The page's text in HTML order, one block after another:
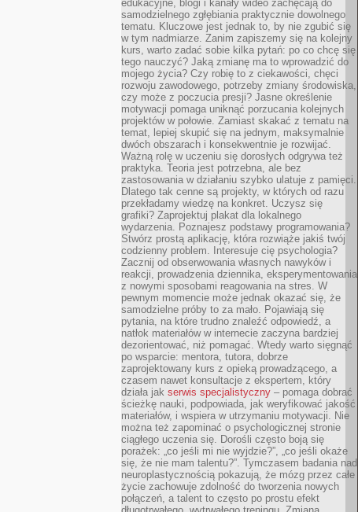
edukacyjne, blogi i kanały wideo zachęcają do
samodzielnego zgłębiania praktycznie dowolnego
tematu. Kluczowe jest jednak to, by nie zgubić się
w tym nadmiarze. Zanim zapiszemy się na kolejny
kurs, warto zadać sobie kilka pytań: po co chcę się
tego nauczyć? Jaką zmianę ma to wprowadzić do
mojego życia? Czy robię to z ciekawości, chęci
rozwoju zawodowego, potrzeby zmiany środowiska,
czy może z poczucia presji? Jasne określenie
motywacji pomaga uniknąć porzucania kolejnych
projektów w połowie. Zamiast skakać z tematu na
temat, lepiej skupić się na jednym, maksymalnie
dwóch obszarach i konsekwentnie je rozwijać.
Ważną rolę w uczeniu się dorosłych odgrywa też
praktyka. Teoria jest potrzebna, ale bez
zastosowania w działaniu szybko ulatuje z pamięci.
Dlatego tak cenne są projekty, w których od razu
przekładamy wiedzę na konkret. Uczysz się
grafiki? Zaprojektuj plakat dla lokalnego
wydarzenia. Poznajesz podstawy programowania?
Stwórz prostą aplikację, która rozwiąże jakiś twój
codzienny problem. Interesuje cię psychologia?
Zacznij od obserwowania własnych nawyków i
reakcji, prowadzenia dziennika, eksperymentowania
z nowymi sposobami reagowania na stres. W
pewnym momencie może jednak okazać się, że
samodzielne próby to za mało. Pojawiają się
pytania, na które trudno znaleźć odpowiedź, a
natłok materiałów w internecie zaczyna bardziej
dezorientować, niż pomagać. Wtedy warto sięgnąć
po wsparcie: mentora, tutora, dobrze
zaprojektowany kurs z opieką prowadzącego, a
czasem nawet konsultacje z ekspertem, który
działa jak serwis specjalistyczny – pomaga dobrać
ścieżkę nauki, podpowiada, jak weryfikować jakość
materiałów, i wspiera w utrzymaniu motywacji. Nie
można też zapominać o psychologicznej stronie
ciągłego uczenia się. Dorośli często boją się
porażek: „co jeśli mi nie wyjdzie?”, „co jeśli okaże
się, że nie mam talentu?”. Tymczasem badania nad
neuroplastycznością pokazują, że mózg przez całe
życie zachowuje zdolność do tworzenia nowych
połączeń, a talent to często po prostu efekt